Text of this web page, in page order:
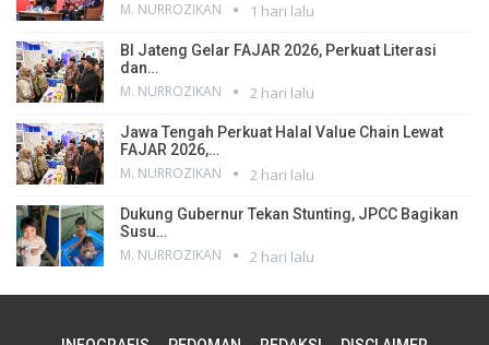
M. NURROZIKAN 1 hari lalu
BI Jateng Gelar FAJAR 2026, Perkuat Literasi
dan…
M. NURROZIKAN 2 hari lalu
Jawa Tengah Perkuat Halal Value Chain Lewat
FAJAR 2026,…
M. NURROZIKAN 2 hari lalu
Dukung Gubernur Tekan Stunting, JPCC Bagikan
Susu…
M. NURROZIKAN 2 hari lalu